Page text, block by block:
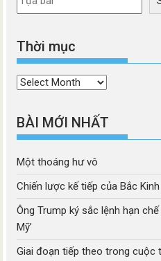
Thời mục
Thời
BÀI MỚI NHẤT
Một thoáng hư vô
Chiến lược kế tiếp của Bắc
Ông Trump ký sắc lệnh hạn
Mỹ’
Giai đoạn tiếp theo trong cuộc